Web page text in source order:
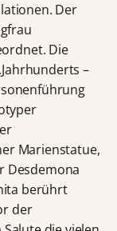
Der
Die
–
Marienstatue,
Desdemona
berührt
der